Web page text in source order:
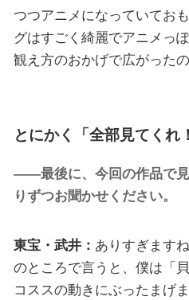
つつアニメになっていてお
グはすごく綺麗でアニメっ
観え方のおかげで広がったの
とにかく「全部見てくれ
――最後に、今回の作品で
りずつお聞かせください。
東宝・武井： ありすぎます
のところで言うと、僕は「
コススの動きにぶったまげ